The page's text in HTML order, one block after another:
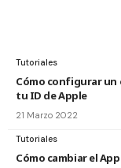
Tutoriales
Cómo configurar un
tu ID de Apple
21 Marzo 2022
Tutoriales
Cómo cambiar el